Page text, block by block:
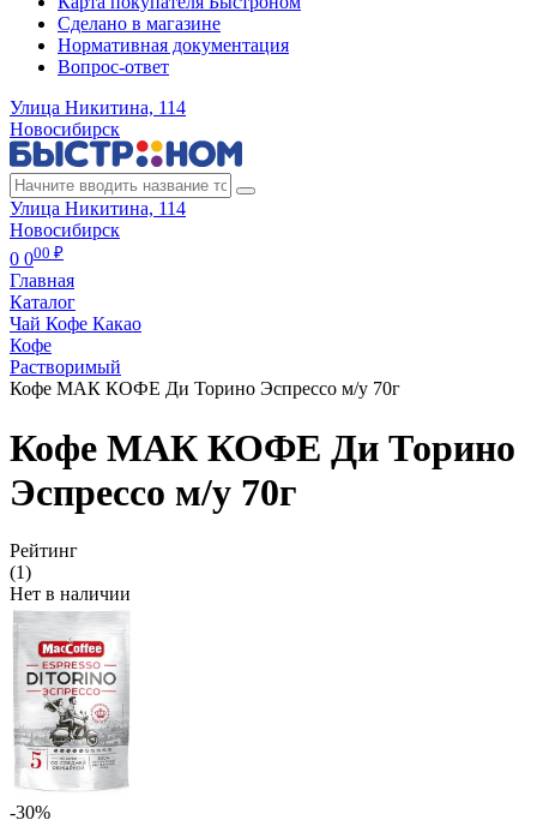
Сделано в магазине
Нормативная документация
Вопрос-ответ
Улица Никитина, 114
Новосибирск
Улица Никитина, 114
Новосибирск
0 000 ₽
Главная
Каталог
Чай Кофе Какао
Кофе
Растворимый
Кофе МАК КОФЕ Ди Торино Эспрессо м/у 70г
Кофе МАК КОФЕ Ди Торино
Эспрессо м/у 70г
Рейтинг
(1)
Нет в наличии
-30%